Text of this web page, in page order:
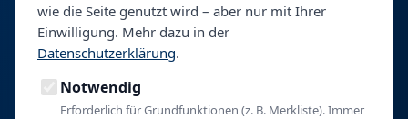
Unternehmen
wie die Seite genutzt wird – aber nur mit Ihrer
Einwilligung. Mehr dazu in der
Datenschutzerklärung.
Notwendig
Erforderlich für Grundfunktionen (z. B. Merkliste). Immer